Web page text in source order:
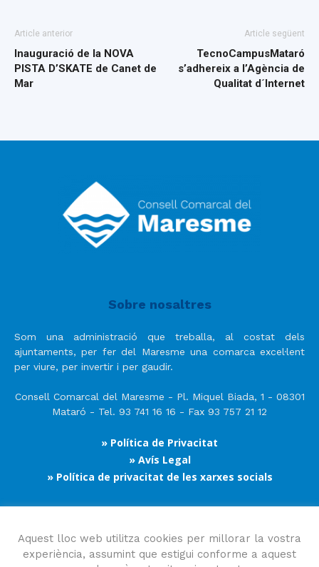
Article anterior
Inauguració de la NOVA
PISTA D’SKATE de Canet de
Mar
Article següent
TecnoCampusMataró
s’adhereix a l’Agència de
Qualitat d´Internet
Sobre nosaltres
Som una administració que treballa, al costat dels
ajuntaments, per fer del Maresme una comarca excel·lent
per viure, per invertir i per gaudir.
Consell Comarcal del Maresme - Pl. Miquel Biada, 1 - 08301
Mataró - Tel. 93 741 16 16 - Fax 93 757 21 12
» Política de Privacitat
» Avís Legal
» Política de privacitat de les xarxes socials
Segueix-nos
Aquest lloc web utilitza cookies per millorar la vostra
experiència, assumint que estigui conforme a aquest